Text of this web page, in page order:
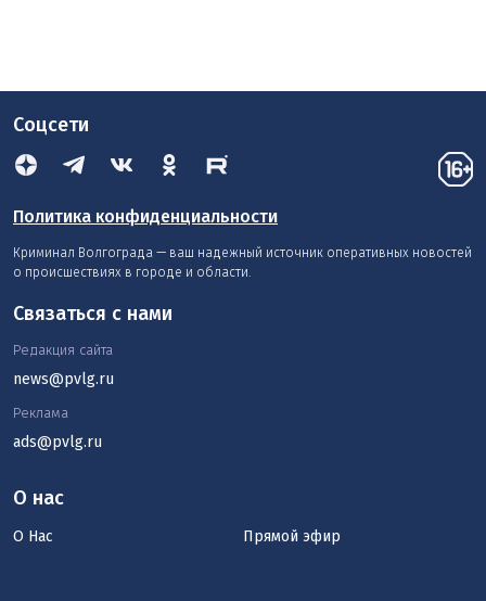
Соцсети
Политика конфиденциальности
Криминал Волгограда — ваш надежный источник оперативных новостей
о происшествиях в городе и области.
О нас
О Нас Прямой эфир
Связаться с нами
Редакция сайта
news@pvlg.ru
Реклама
ads@pvlg.ru